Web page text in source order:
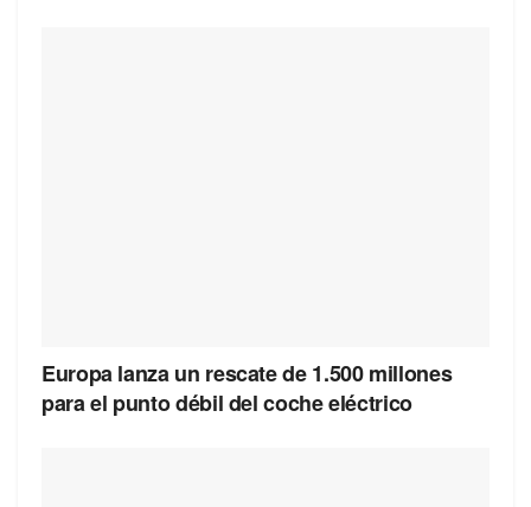
Europa lanza un rescate de 1.500 millones
para el punto débil del coche eléctrico